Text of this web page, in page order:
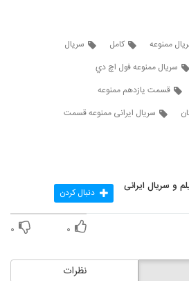
ممنوعه کامل
سریال
سريال ممنوعه فول اچ دي
قسمت یازدهم ممنوعه
سریال ایرانی ممنوعه قسمت
و سریال ایرانی دنبال کردن
۰ ۰
نظرات